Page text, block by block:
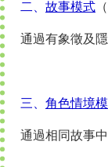
二、 故事模式
通過有象徵及
三、 角色情境
通過相同故事